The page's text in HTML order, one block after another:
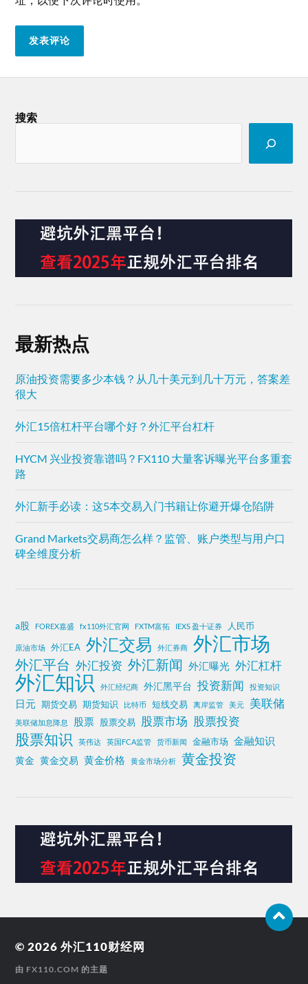
搜索
最新热点
原油投资需要多少本钱？从几十美元到几十万元，答案差
很大
外汇15倍杠杆平台哪个好？外汇平台杠杆
HYCM 兴业投资靠谱吗？FX110 大量客诉曝光平台多重套
路
外汇新手必读：这5本交易入门书籍让你避开爆仓陷阱
Grand Markets交易商怎么样？监管、账户类型与用户口
碑全维度分析
a股 FOREX嘉盛 fx110外汇官网 FXTM富拓 IEXS 盈十证券 人民币
原油市场 外汇EA 外汇交易 外汇券商 外汇市场
外汇平台 外汇投资 外汇新闻 外汇曝光 外汇杠杆
外汇知识 外汇经纪商 外汇黑平台 投资新闻 投资知识
日元 期货交易 期货知识 比特币 短线交易 离岸监管 美元 美联储
美联储加息降息 股票 股票交易 股票市场 股票投资
股票知识 英伟达 英国FCA监管 货币新闻 金融市场 金融知识
黄金 黄金交易 黄金价格 黄金市场分析 黄金投资
© 2026外汇110财经网
由 FX110.COM 的主题